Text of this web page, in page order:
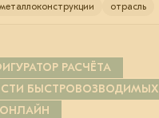
металлоконструкции отрасль
РАСЧЁТА
БЫСТРОВОЗВОДИМЫХ